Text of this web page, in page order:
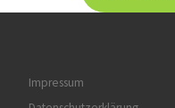
Impressum